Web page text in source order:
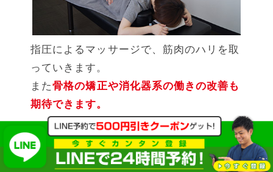
指圧によるマッサージで、筋肉のハリを取
っていきます。
また骨格の矯正や消化器系の働きの改善も
期待できます。
トムソンベットによる治療